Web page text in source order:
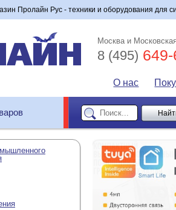
Пролайн Рус - техники и оборудования для
Москва и
8 (495)
О нас